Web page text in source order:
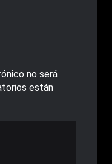
no será
están